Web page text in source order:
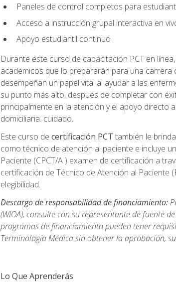
Paneles de control completos para
Acceso a instrucción grupal interactiva en
Apoyo estudiantil continuo
Durante este curso de capacitación PCT en
académicos que lo prepararán para una
desempeñan un papel vital al ayudar a las
su punto más alto, después de completar con
principalmente en la atención y el apoyo directo
domiciliaria. cuidado.
Este curso de certificación PCT también le
como técnico de atención al paciente e incluye
Paciente (CPCT/A ) examen de certificación a
certificación de Técnico de Atención al Paciente
elegibilidad.
Descargo de responsabilidad de financiamiento:
(WIOA), consulte con su representante de fuente
programas de financiamiento pueden tener
Terminología Médica sin obtener la aprobación,
Lo Que Aprenderás